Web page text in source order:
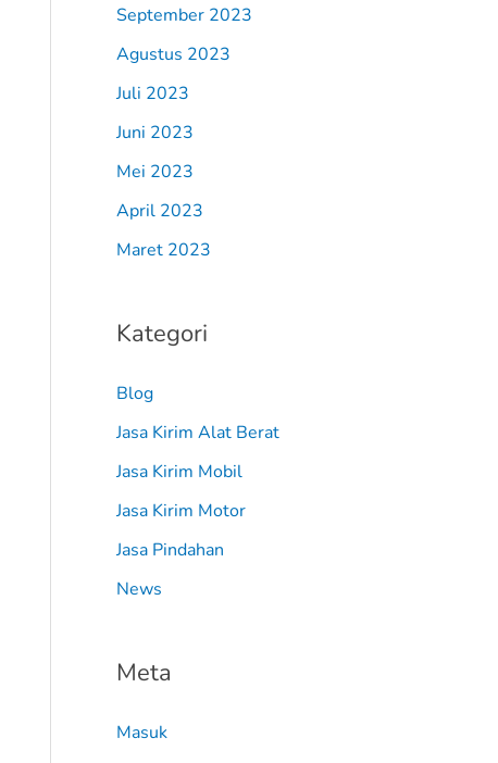
September 2023
Agustus 2023
Juli 2023
Juni 2023
Mei 2023
April 2023
Maret 2023
Kategori
Blog
Jasa Kirim Alat Berat
Jasa Kirim Mobil
Jasa Kirim Motor
Jasa Pindahan
News
Meta
Masuk